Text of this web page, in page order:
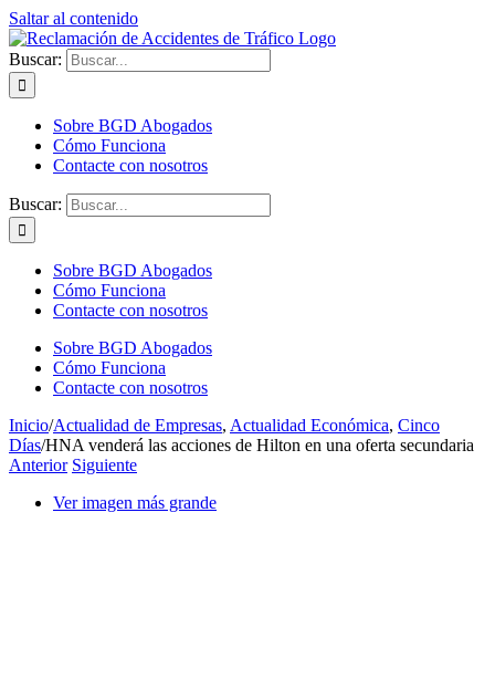
Saltar al contenido
Buscar:
Sobre BGD Abogados
Cómo Funciona
Contacte con nosotros
Buscar:
Sobre BGD Abogados
Cómo Funciona
Contacte con nosotros
Sobre BGD Abogados
Cómo Funciona
Contacte con nosotros
Inicio/Actualidad de Empresas, Actualidad Económica, Cinco
Días/HNA venderá las acciones de Hilton en una oferta secundaria
Anterior Siguiente
Ver imagen más grande